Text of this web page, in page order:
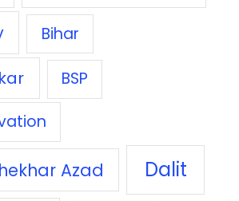
Bihar
BSP
Azad Dalit